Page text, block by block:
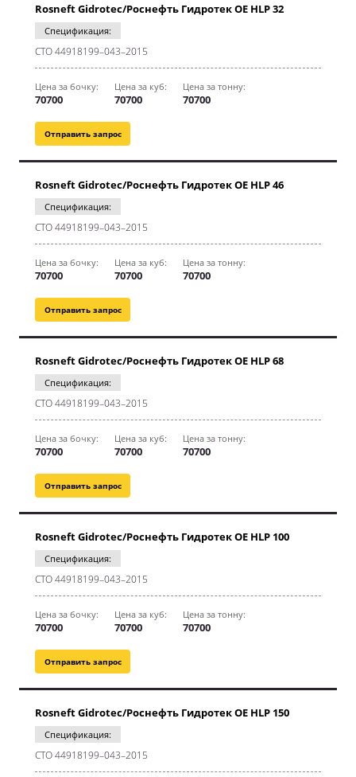
Отправить запрос
Rosneft Gidrotec/Роснефть Гидротек OE HLP 32
Спецификация:
СТО 44918199–043–2015
Цена за бочку:
70700
Цена за куб:
70700
Цена за тонну:
70700
Отправить запрос
Rosneft Gidrotec/Роснефть Гидротек OE HLP 46
Спецификация:
СТО 44918199–043–2015
Цена за бочку:
70700
Цена за куб:
70700
Цена за тонну:
70700
Отправить запрос
Rosneft Gidrotec/Роснефть Гидротек OE HLP 68
Спецификация:
СТО 44918199–043–2015
Цена за бочку:
70700
Цена за куб:
70700
Цена за тонну:
70700
Отправить запрос
Rosneft Gidrotec/Роснефть Гидротек OE HLP 100
Спецификация:
СТО 44918199–043–2015
Цена за бочку:
70700
Цена за куб:
70700
Цена за тонну:
70700
Rosneft Gidrotec/Роснефть Гидротек OE HLP 150
Спецификация:
СТО 44918199–043–2015